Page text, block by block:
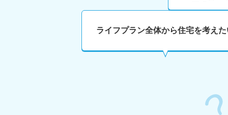
ライフプラン全体から住宅を考えた